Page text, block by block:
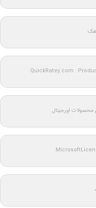
QuickRatey.com :
محصولات اورجینال